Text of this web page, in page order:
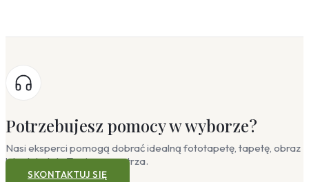
Potrzebujesz pomocy w wyborze?
Nasi eksperci pomogą dobrać idealną fototapetę, tapetę, obraz
lub plakat do Twojego wnętrza.
SKONTAKTUJ SIĘ